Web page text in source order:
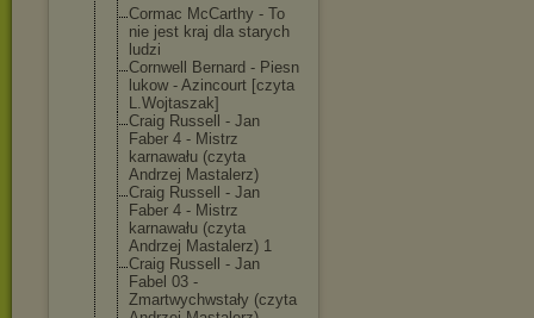
Cormac McCarthy - To
nie jest kraj dla starych
ludzi
Cornwell Bernard - Piesn
lukow - Azincourt [czyta
L.Wojtaszak]
Craig Russell - Jan
Faber 4 - Mistrz
karnawału (czyta
Andrzej Mastalerz)
Craig Russell - Jan
Faber 4 - Mistrz
karnawału (czyta
Andrzej Mastalerz) 1
Craig Russell - Jan
Fabel 03 -
Zmartwychwstały (czyta